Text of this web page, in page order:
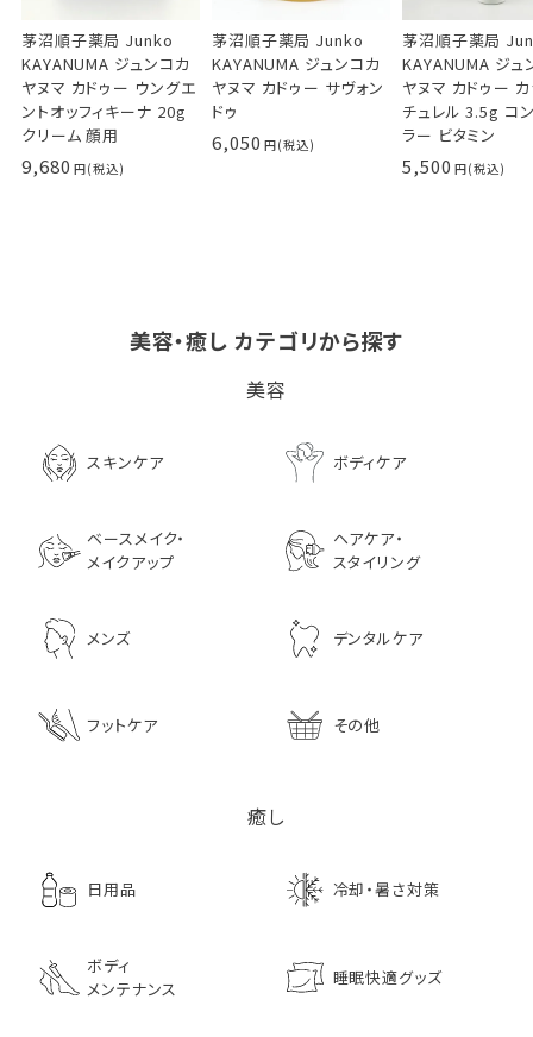
茅沼順子薬局 Junko
KAYANUMA ジュンコカ
ヤヌマ カドゥー ウングエ
ントオッフィキーナ 20g
クリーム 顔用
9,680
茅沼順子薬局 Junko
KAYANUMA ジュンコカ
ヤヌマ カドゥー サヴォン
ドゥ
6,050
茅沼順子薬局
KAYANUMA ジュ
ヤヌマ カドゥー
チュレル 3.5g コ
ラー ビタミン
5,500
LPLP（ルプルプ） エッ
センスカラートリートメン
美容・癒し カテゴリから探す
美容
スキンケア ボディケア
ベースメイク・
メイクアップ
ヘアケア・
スタイリング
メンズ デンタルケア
フットケア その他
癒し
日用品 冷却・暑さ対策
ボディ
メンテナンス
睡眠快適グッズ